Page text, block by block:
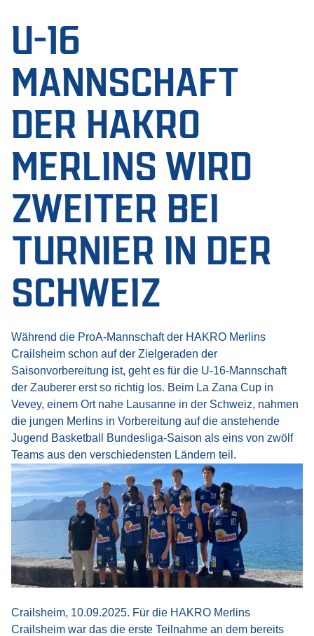
U-16
MANNSCHAFT
DER HAKRO
MERLINS WIRD
ZWEITER BEI
TURNIER IN DER
SCHWEIZ
Während die ProA-Mannschaft der HAKRO Merlins
Crailsheim schon auf der Zielgeraden der
Saisonvorbereitung ist, geht es für die U-16-Mannschaft
der Zauberer erst so richtig los. Beim La Zana Cup in
Vevey, einem Ort nahe Lausanne in der Schweiz, nahmen
die jungen Merlins in Vorbereitung auf die anstehende
Jugend Basketball Bundesliga-Saison als eins von zwölf
Teams aus den verschiedensten Ländern teil.
Crailsheim, 10.09.2025. Für die HAKRO Merlins
Crailsheim war das die erste Teilnahme an dem bereits